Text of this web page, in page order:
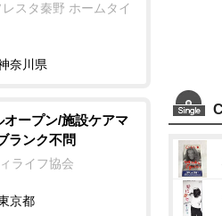
スタ秦野 ホームタイ
奈川県
オープン/施設ケアマ
ランク不問
ライフ協会
京都